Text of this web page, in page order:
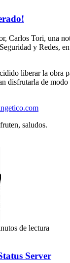
Carlos Tori, una
y Redes,
liberar la obra
disfrutarla de
saludos.
de lectura
Server